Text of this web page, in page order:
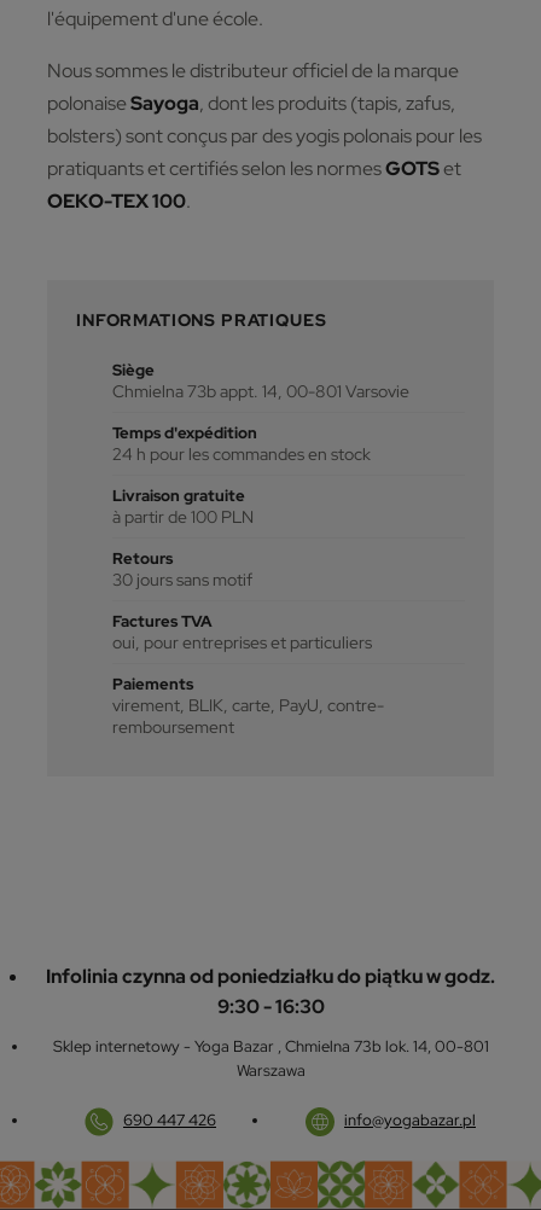
l'équipement d'une école.
Nous sommes le distributeur officiel de la marque
polonaiseSayoga, dont les produits (tapis, zafus,
bolsters) sont conçus par des yogis polonais pour les
pratiquants et certifiés selon les normesGOTSet
OEKO-TEX 100.
INFORMATIONS PRATIQUES
Siège
Chmielna 73b appt. 14, 00-801 Varsovie
Temps d'expédition
24 h pour les commandes en stock
Livraison gratuite
à partir de 100 PLN
Retours
30 jours sans motif
Factures TVA
oui, pour entreprises et particuliers
Paiements
virement, BLIK, carte, PayU, contre-
remboursement
Infolinia czynna od poniedziałku do piątku w godz.
9:30 - 16:30
Sklep internetowy - Yoga Bazar , Chmielna 73b lok. 14, 00-801
Warszawa
690 447 426 info@yogabazar.pl